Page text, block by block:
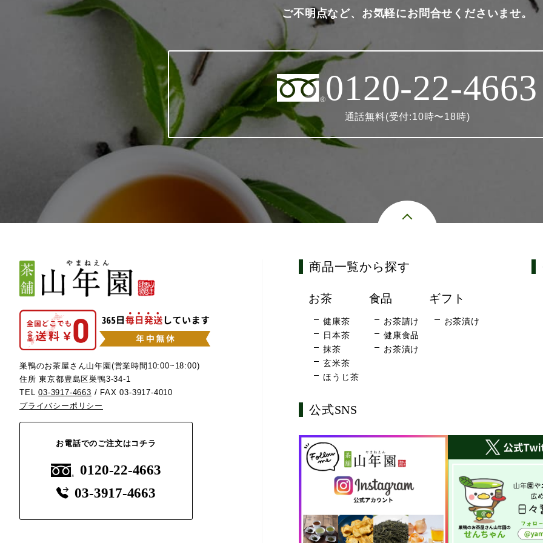
ご不明点など、お気軽にお問合せくださいませ。
0120-22-4663
通話無料(受付:10時〜18時)
巣鴨のお茶屋さん山年園(営業時間10:00~18:00)
住所 東京都豊島区巣鴨3-34-1
TEL03-3917-4663 / FAX 03-3917-4010
プライバシーポリシー
お電話でのご注文はコチラ
0120-22-4663
03-3917-4663
商品一覧から探す
お茶
健康茶
日本茶
抹茶
玄米茶
ほうじ茶
食品
お茶請け
健康食品
お茶漬け
ギフト
お茶漬け
公式SNS